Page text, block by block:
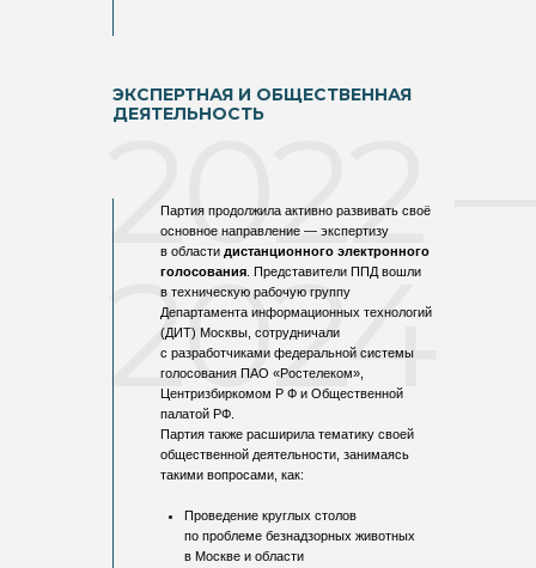
2022
2024
ЭКСПЕРТНАЯ И ОБЩЕСТВЕННАЯ
ДЕЯТЕЛЬНОСТЬ
Партия продолжила активно развивать своё
основное направление — экспертизу
в области дистанционного электронного
голосования . Представители ППД вошли
в техническую рабочую группу
Департамента информационных технологий
(ДИТ) Москвы, сотрудничали
с разработчиками федеральной системы
голосования ПАО «Ростелеком»,
Центризбиркомом Р Ф и Общественной
палатой РФ.
Партия также расширила тематику своей
общественной деятельности, занимаясь
такими вопросами, как:
Проведение круглых столов
по проблеме безнадзорных животных
в Москве и области